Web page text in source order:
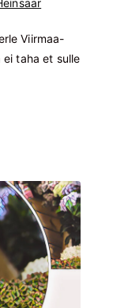
Viirmaa-
ei taha et sulle